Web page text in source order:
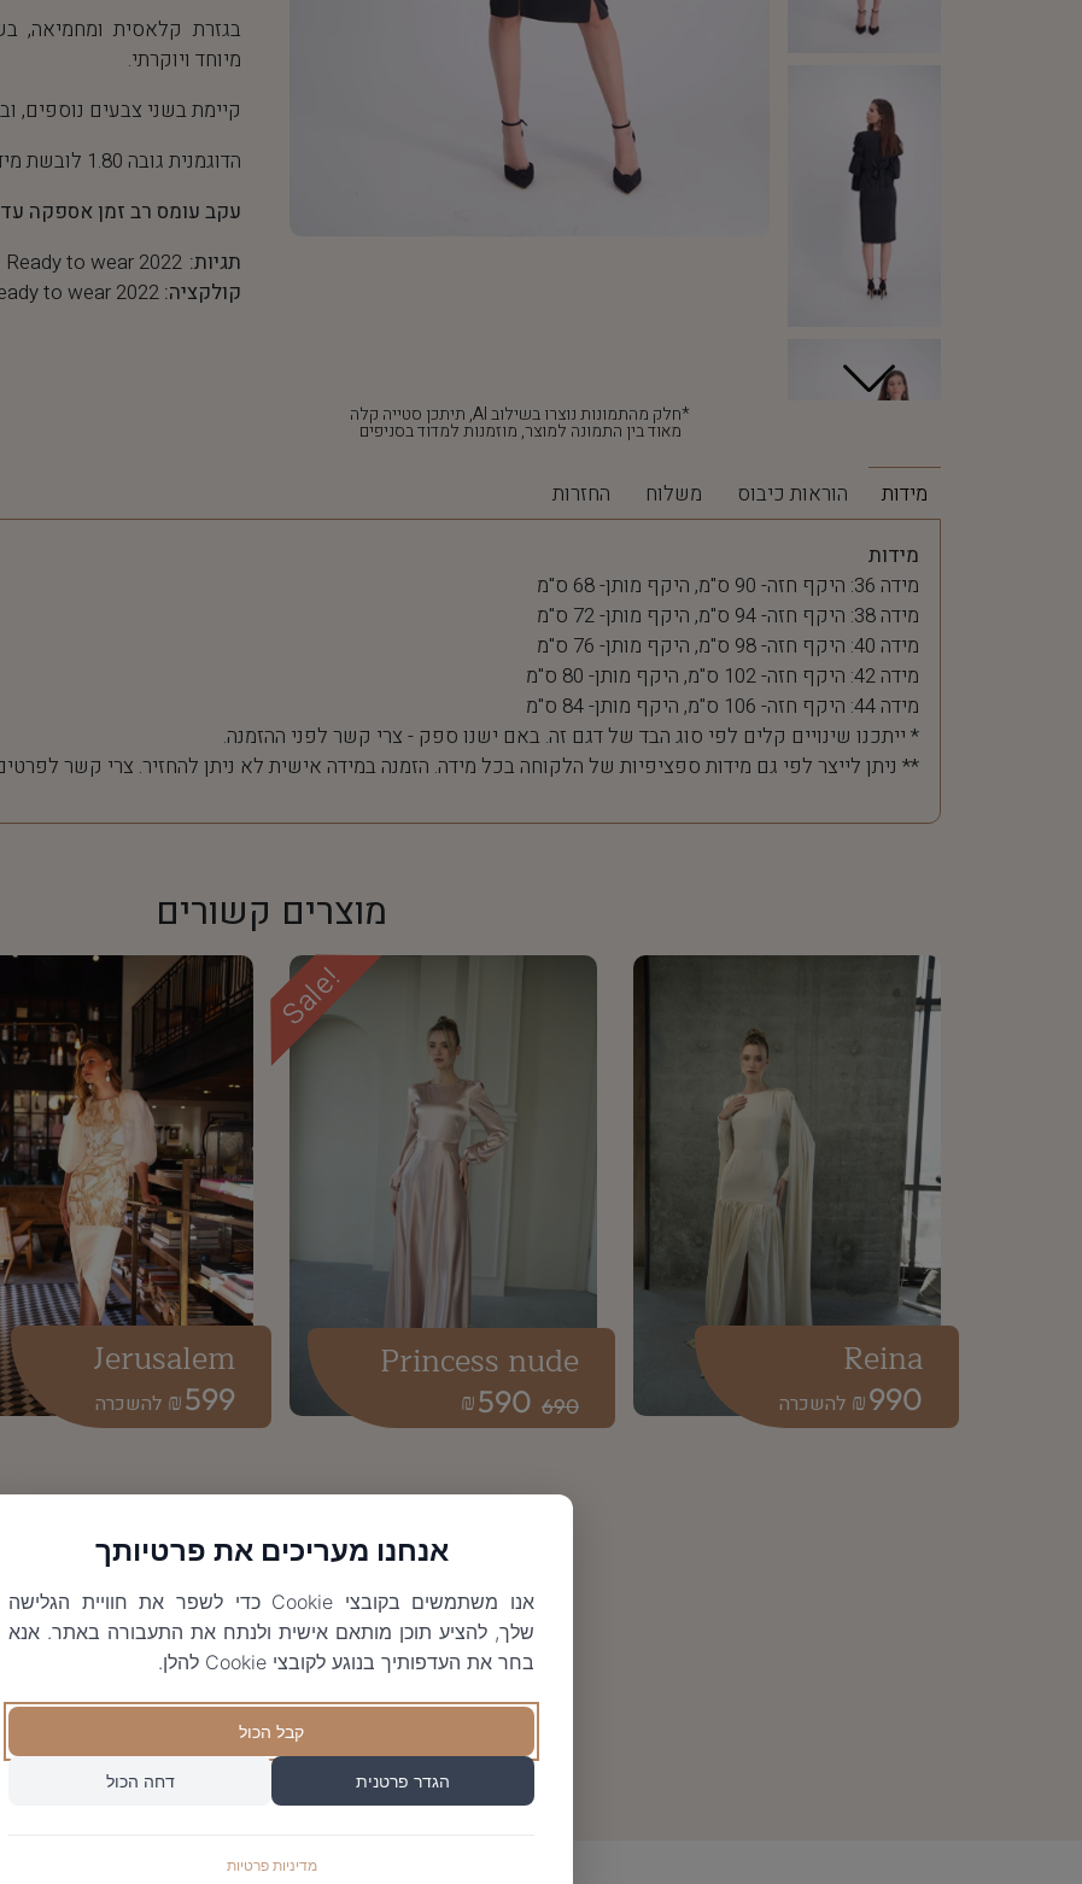
*חלק מהתמונות נוצרו בשילוב AI, תיתכן סטייה קלה
מאוד בין התמונה למוצר, מוזמנות למדוד בסניפים
בגזרת קלאסית ומחמיאה,
מיוחד ויוקרתי.
קיימת בשני צבעים נוספים,
הדוגמנית גובה 1.80 לובשת מידה 36
עקב עומס רב זמן אספקה עד 10 ימי עסקים
תגיות: Ready to wear 2022
קולקציה:to wear 2022
מידות הוראות כיבוס משלוח החזרות
מידות
מידה 36: היקף חזה- 90 ס"מ, היקף מותן- 68 ס"מ
מידה 38: היקף חזה- 94 ס"מ, היקף מותן- 72 ס"מ
מידה 40: היקף חזה- 98 ס"מ, היקף מותן- 76 ס"מ
מידה 42: היקף חזה- 102 ס"מ, היקף מותן- 80 ס"מ
מידה 44: היקף חזה- 106 ס"מ, היקף מותן- 84 ס"מ
* ייתכנו שינויים קלים לפי סוג הבד של דגם זה. באם ישנו ספק - צרי קשר לפני ההזמנה.
** ניתן לייצר לפי גם מידות ספציפיות של הלקוחה בכל מידה. הזמנה במידה אישית לא ניתן להחזיר. צרי קשר
מוצרים קשורים
990
₪
Reina
Sale!
690
590
₪
Princess nude
599
₪
Jerusalem
אנחנו מעריכים את פרטיותך
אנו משתמשים בקובצי Cookie כדי לשפר את חוויית הגלישה
שלך, להציע תוכן מותאם אישית ולנתח את התעבורה באתר. אנא
בחר את העדפותיך בנוגע לקובצי Cookie להלן.
קבל הכול
הגדר פרטנית דחה הכול
מדיניות פרטיות